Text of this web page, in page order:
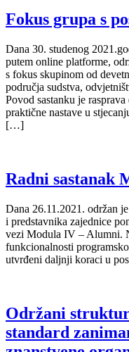
Fokus grupa s
Dana 30. studenog
putem online platforme,
s fokus skupinom od
područja sudstva,
Povod sastanku je
praktične nastave u
[…]
Radni sastanak
Dana 26.11.2021. održan
i predstavnika zajednice
vezi Modula IV – Alumni.
funkcionalnosti
utvrđeni daljnji koraci u
Održani
standard